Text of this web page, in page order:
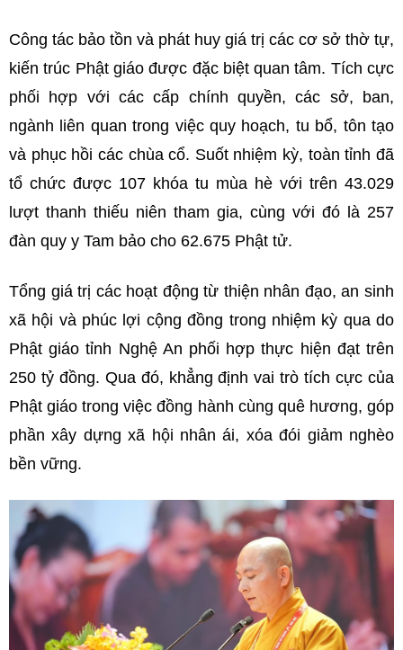
Công tác bảo tồn và phát huy giá trị các cơ sở thờ tự,
kiến trúc Phật giáo được đặc biệt quan tâm. Tích cực
phối hợp với các cấp chính quyền, các sở, ban,
ngành liên quan trong việc quy hoạch, tu bổ, tôn tạo
và phục hồi các chùa cổ. Suốt nhiệm kỳ, toàn tỉnh đã
tổ chức được 107 khóa tu mùa hè với trên 43.029
lượt thanh thiếu niên tham gia, cùng với đó là 257
đàn quy y Tam bảo cho 62.675 Phật tử.
Tổng giá trị các hoạt động từ thiện nhân đạo, an sinh
xã hội và phúc lợi cộng đồng trong nhiệm kỳ qua do
Phật giáo tỉnh Nghệ An phối hợp thực hiện đạt trên
250 tỷ đồng. Qua đó, khẳng định vai trò tích cực của
Phật giáo trong việc đồng hành cùng quê hương, góp
phần xây dựng xã hội nhân ái, xóa đói giảm nghèo
bền vững.